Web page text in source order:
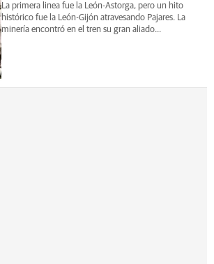
La primera linea fue la León-Astorga, pero un hito
histórico fue la León-Gijón atravesando Pajares. La
minería encontró en el tren su gran aliado...